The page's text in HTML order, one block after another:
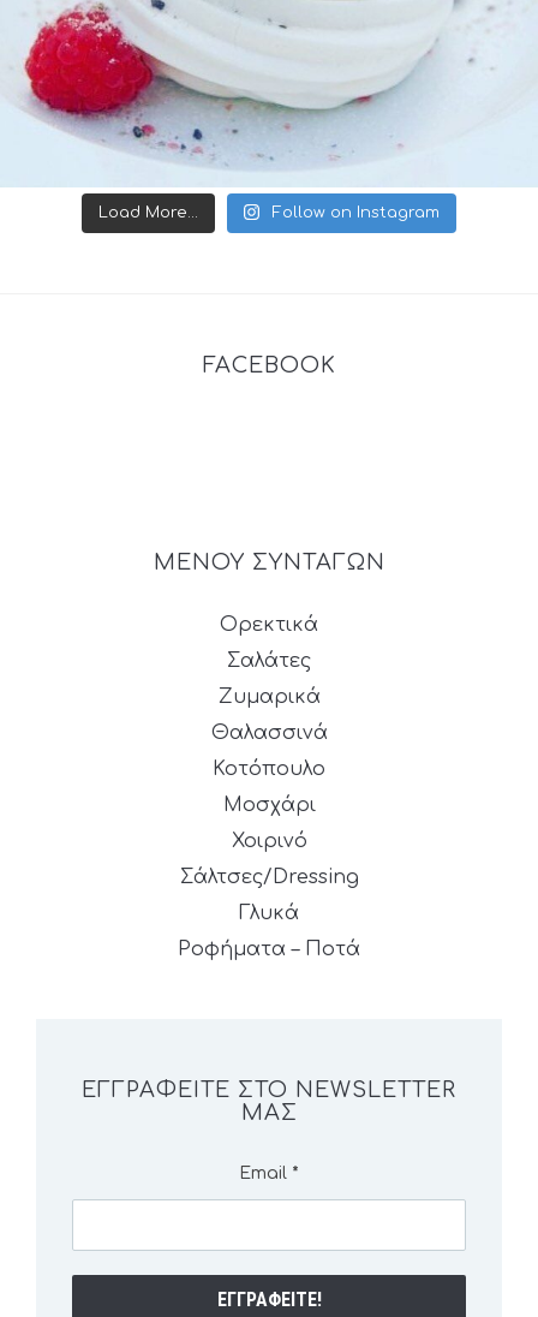
Load More... Follow on Instagram
FACEBOOK
ΜΕΝΟΥ ΣΥΝΤΑΓΩΝ
Ορεκτικά
Σαλάτες
Ζυμαρικά
Θαλασσινά
Κοτόπουλο
Μοσχάρι
Χοιρινό
Σάλτσες/Dressing
Γλυκά
Ροφήματα – Ποτά
ΕΓΓΡΑΦΕΊΤΕ ΣΤΟ NEWSLETTER
ΜΑΣ
Email *